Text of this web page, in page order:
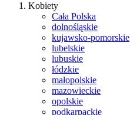
Kobiety
Cała Polska
dolnośląskie
kujawsko-pomorskie
lubelskie
lubuskie
łódzkie
małopolskie
mazowieckie
opolskie
podkarpackie